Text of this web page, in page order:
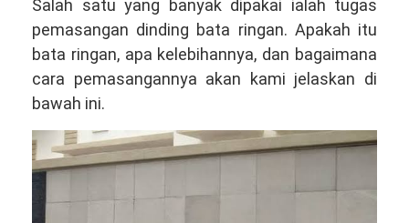
Salah satu yang banyak dipakai ialah tugas
pemasangan dinding bata ringan. Apakah itu
bata ringan, apa kelebihannya, dan bagaimana
cara pemasangannya akan kami jelaskan di
bawah ini.